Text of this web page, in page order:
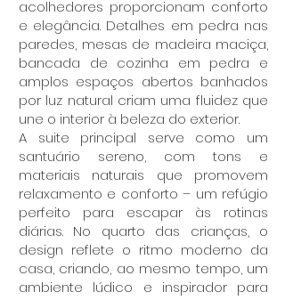
acolhedores proporcionam conforto
e elegância. Detalhes em pedra nas
paredes, mesas de madeira maciça,
bancada de cozinha em pedra e
amplos espaços abertos banhados
por luz natural criam uma fluidez que
une o interior à beleza do exterior.
A suite principal serve como um
santuário sereno, com tons e
materiais naturais que promovem
relaxamento e conforto – um refúgio
perfeito para escapar às rotinas
diárias. No quarto das crianças, o
design reflete o ritmo moderno da
casa, criando, ao mesmo tempo, um
ambiente lúdico e inspirador para